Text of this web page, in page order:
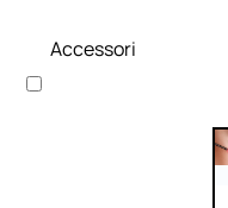
Accessori